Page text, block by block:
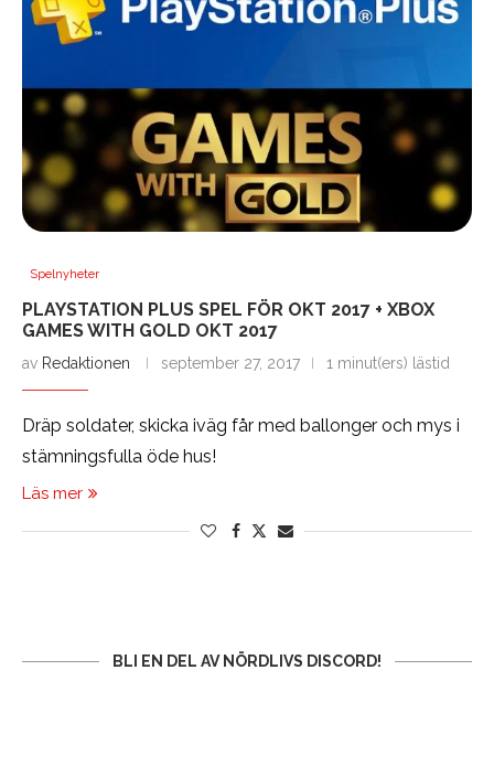
Spelnyheter
PLAYSTATION PLUS SPEL FÖR OKT 2017 + XBOX
GAMES WITH GOLD OKT 2017
av Redaktionen september 27, 2017 1 minut(ers) lästid
Dräp soldater, skicka iväg får med ballonger och mys i
stämningsfulla öde hus!
Läs mer
BLI EN DEL AV NÖRDLIVS DISCORD!